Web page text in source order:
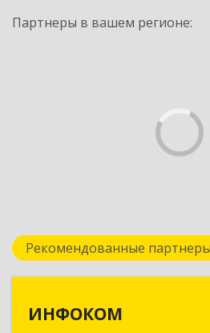
Партнеры в вашем регионе:
Рекомендованные партнеры
ИНФОКОМ